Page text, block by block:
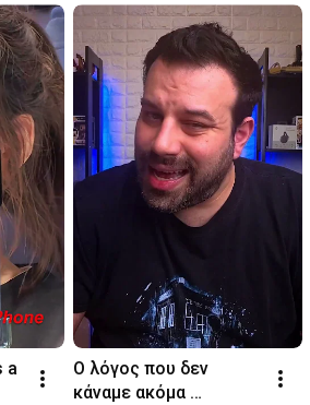
a
Ο λόγος που δεν
κάναμε ακόμα